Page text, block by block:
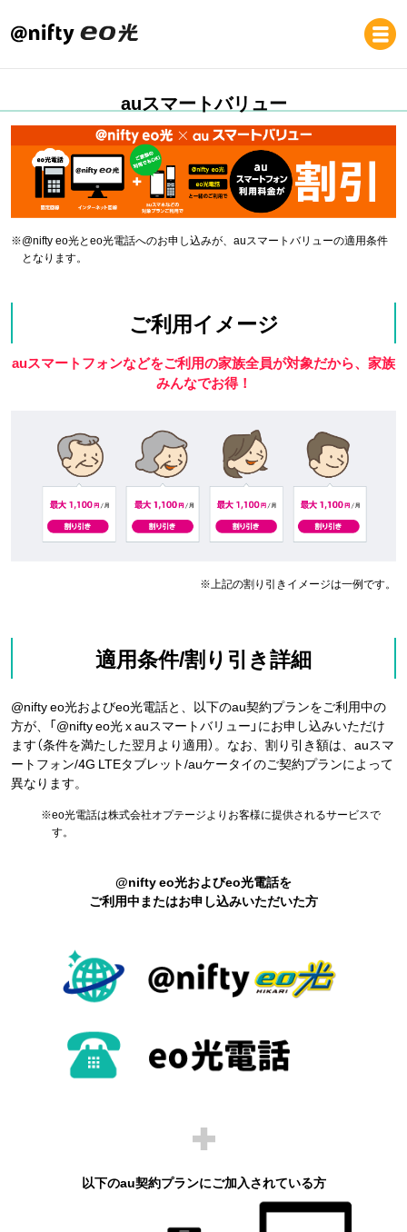
auスマートバリュー
※@nifty eo光とeo光電話へのお申し込みが、auスマートバリューの適用条件
となります。
ご利用イメージ
auスマートフォンなどをご利用の家族全員が対象だから、家族
みんなでお得！
※上記の割り引きイメージは一例です。
適用条件/割り引き詳細
@nifty eo光およびeo光電話と、以下のau契約プランをご利用中の
方が、「@nifty eo光 x auスマートバリュー」にお申し込みいただけ
ます（条件を満たした翌月より適用）。なお、割り引き額は、auスマ
ートフォン/4G LTEタブレット/auケータイのご契約プランによって
異なります。
※eo光電話は株式会社オプテージよりお客様に提供されるサービスで
す。
@nifty eo光およびeo光電話を
ご利用中またはお申し込みいただいた方
以下のau契約プランにご加入されている方